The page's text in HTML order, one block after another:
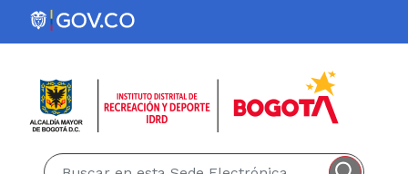
Pasar al contenido principal